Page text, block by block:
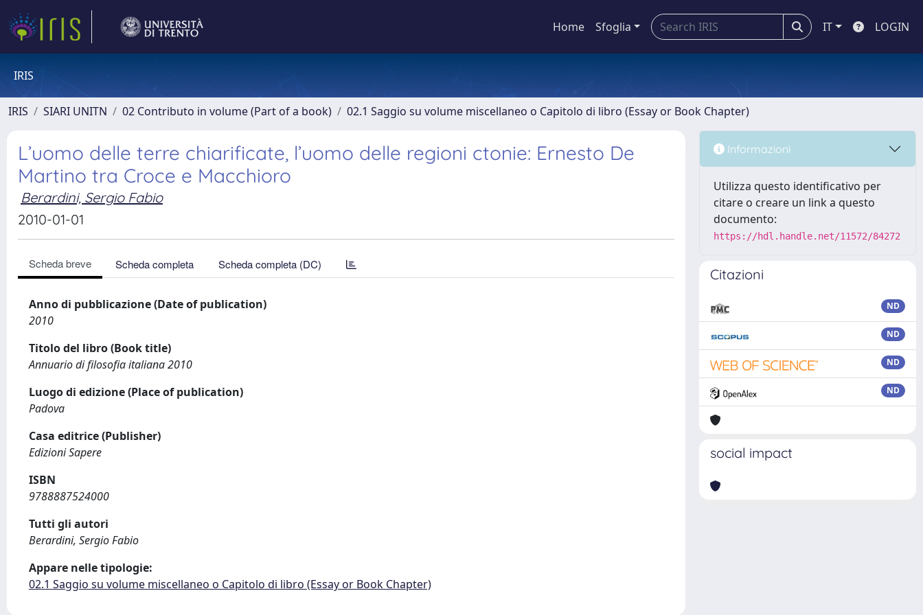
Home Sfoglia IT LOGIN
IRIS
IRIS SIARI UNITN 02 Contributo in volume (Part of a book) 02.1 Saggio su volume miscellaneo o Capitolo di libro (Essay or Book Chapter)
L’uomo delle terre chiarificate, l’uomo delle regioni ctonie: Ernesto De
Martino tra Croce e Macchioro
Berardini, Sergio Fabio
2010-01-01
Scheda breve Scheda completa Scheda completa (DC)
Anno di pubblicazione (Date of publication)
2010
Titolo del libro (Book title)
Annuario di filosofia italiana 2010
Luogo di edizione (Place of publication)
Padova
Casa editrice (Publisher)
Edizioni Sapere
ISBN
9788887524000
Tutti gli autori
Berardini, Sergio Fabio
Appare nelle tipologie:
02.1 Saggio su volume miscellaneo o Capitolo di libro (Essay or Book Chapter)
Informazioni
Utilizza questo identificativo per
citare o creare un link a questo
documento:
https://hdl.handle.net/11572/84272
Citazioni
ND
ND
ND
ND
social impact